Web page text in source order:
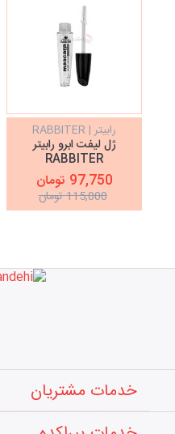
رابیتر | RABBITER
ژل لیفت ابرو رابیتر
RABBITER
97,750 تومان
115,000 تومان
خدمات مشتریان